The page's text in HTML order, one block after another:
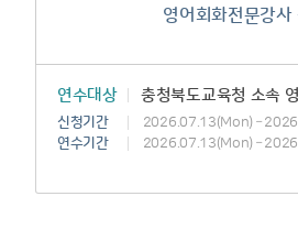
영어회화전문강사
연수대상 충청북도교육청 소속
신청기간
2026.07.13(Mon) –
연수기간
2026.07.13(Mon) –